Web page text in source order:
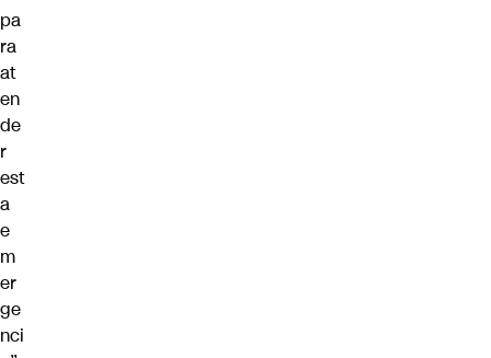
pa
ra
at
en
de
r
est
a
e
m
er
ge
nci